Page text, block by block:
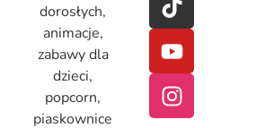
dorosłych,
animacje,
zabawy dla
dzieci,
popcorn,
piaskownice